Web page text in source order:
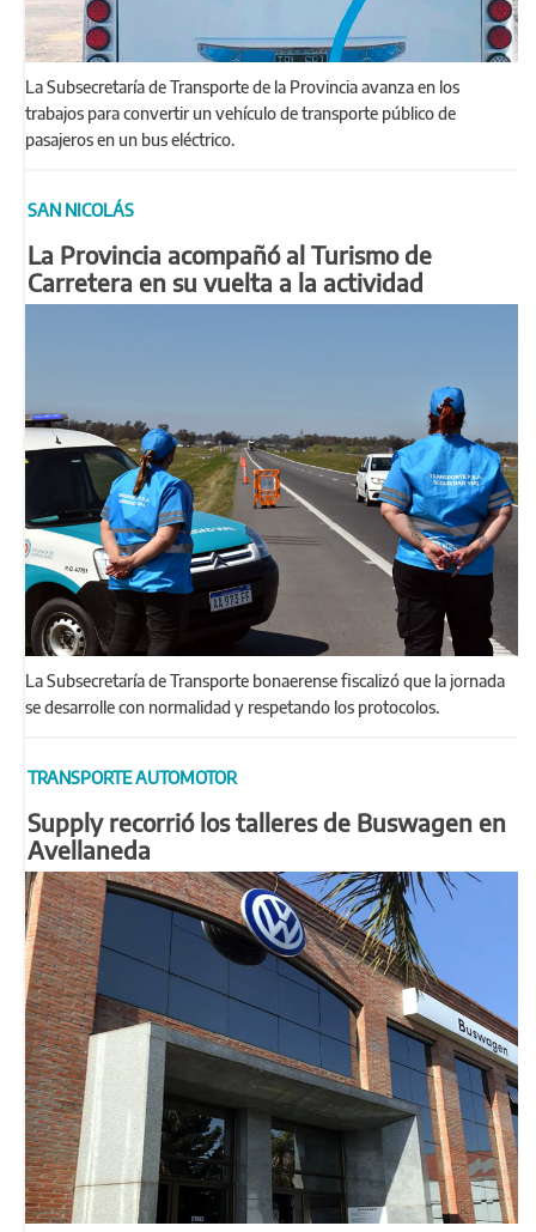
La Subsecretaría de Transporte de la Provincia avanza en los
trabajos para convertir un vehículo de transporte público de
pasajeros en un bus eléctrico.
SAN NICOLÁS
La Provincia acompañó al Turismo de
Carretera en su vuelta a la actividad
La Subsecretaría de Transporte bonaerense fiscalizó que la jornada
se desarrolle con normalidad y respetando los protocolos.
TRANSPORTE AUTOMOTOR
Supply recorrió los talleres de Buswagen en
Avellaneda